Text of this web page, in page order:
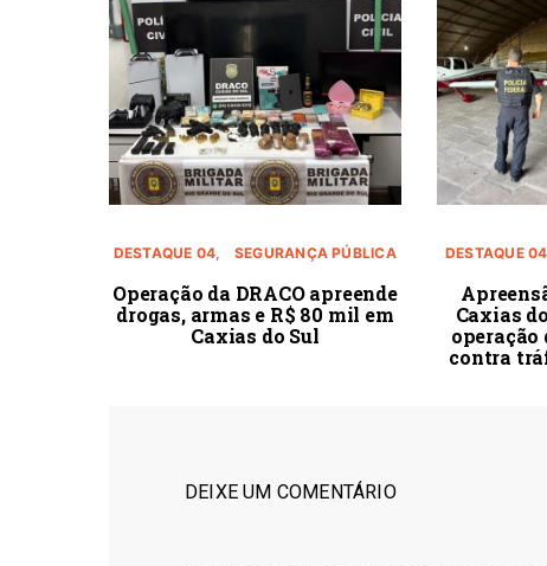
DESTAQUE 04 SEGURANÇA PÚBLICA
Operação da DRACO apreende
drogas, armas e R$ 80 mil em
Caxias do Sul
DESTAQUE 04
Caxias
operação
contra
DEIXE UM COMENTÁRIO